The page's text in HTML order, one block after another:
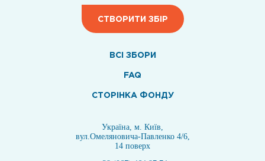
СТВОРИТИ ЗБІР
ВСI ЗБОРИ
FAQ
СТОРІНКА ФОНДУ
Україна, м. Київ,
вул.Омеляновича-Павленко 4/6,
14 поверх